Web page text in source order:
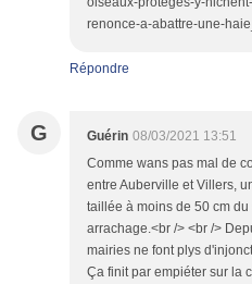
renonce-a-abattre-une-
Répondre
G Guérin 08/03/2021 13:51
Comme wans pas mal de
entre Auberville et Villers,
taillée à moins de 50 cm
arrachage.<br /> <br />
mairies ne font plys
Ça finit par empiéter sur la